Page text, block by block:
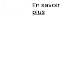
En savoir
plus